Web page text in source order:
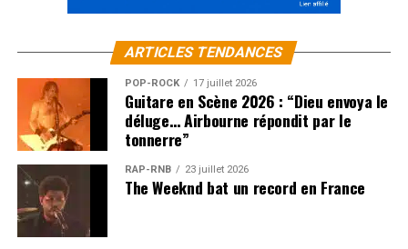
ARTICLES TENDANCES
POP-ROCK 17 juillet 2026
Guitare en Scène 2026 : “Dieu envoya le
déluge… Airbourne répondit par le
tonnerre”
RAP-RNB 23 juillet 2026
The Weeknd bat un record en France